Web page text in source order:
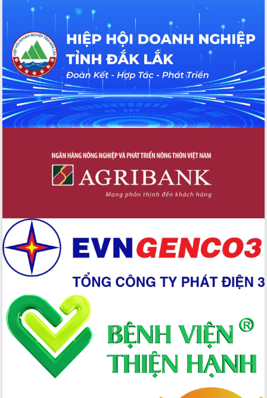
Đắk Lắk rà soát, điều chỉnh Đề án 190
về phát triển nuôi trồng thủy sản
Phó Chủ tịch UBND tỉnh Đắk Lắk
Trương Công Thái kiểm tra thực địa
Dự án cao tốc Khánh Hòa - Buôn Ma
Thuột
Định vị cà phê Việt Nam như một “di
sản sống” trong dòng chảy toàn cầu
Xây dựng nông thôn mới: Nâng cao đời
sống người dân từ những mô hình thiết
Quyết liệt tháo gỡ vướng mắc, đẩy
nhanh tiến độ các dự án trọng điểm
trong Khu kinh tế Nam Phú Yên
Hòn Yến phát triển du lịch gắn với bảo
Lấy ý kiến điều chỉnh Quy hoạch tỉnh
Đắk Lắk thời kỳ 2021-2030, tầm nhìn
đến năm 2050
Phát động chiến dịch 30 ngày đêm
giải phóng mặt bằng Tuyến đường bộ
ven biển
Đắk Lắk nỗ lực thúc đẩy tăng trưởng
kinh tế từ 10% trở lên trong Quý
II/2026
Đắk Lắk ký kết thỏa thuận hợp tác về
chuyển đổi số giai đoạn 2026 – 2030
với Tập đoàn Bưu chính Viễn thông